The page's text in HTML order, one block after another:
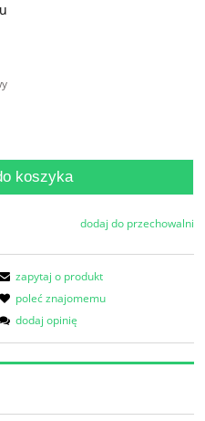
koszyka
dodaj do przechowalni
zapytaj o produkt
poleć znajomemu
dodaj opinię